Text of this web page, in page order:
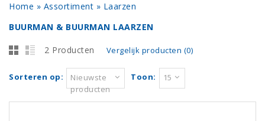
Home » Assortiment » Laarzen
BUURMAN & BUURMAN LAARZEN
2 Producten Vergelijk producten (0)
Sorteren op:
Nieuwste
producten
Toon: 15